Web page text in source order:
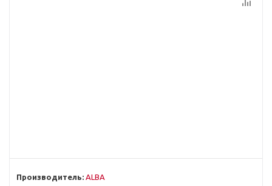
Производитель: ALBA